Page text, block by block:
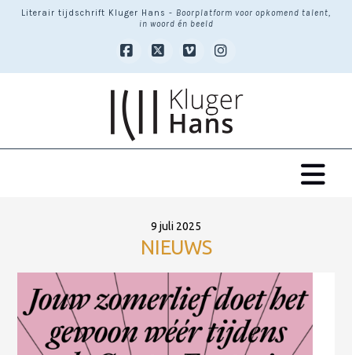
Literair tijdschrift Kluger Hans - Boorplatform voor opkomend talent,
in woord én beeld
Facebook
X VimeoInstagram
9 juli 2025
NIEUWS